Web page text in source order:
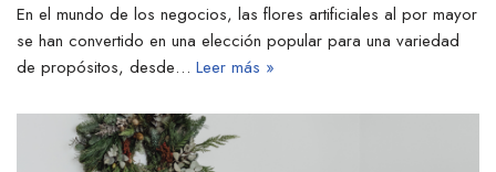
En el mundo de los negocios, las flores artificiales al por mayor
se han convertido en una elección popular para una variedad
de propósitos, desde… Leer más »